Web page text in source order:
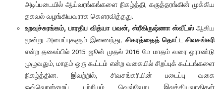
அடிப்படையில் ஆய்வரங்கங்களை நிகழ்த்தி, கருத்தரங்கின் முக்கிய
தகவல் வழங்கியவராக கௌரவித்தது.
உறவுச்சுரங்கம், பாரதீய வித்யா பவன், ஸ்ரீகிருஷ்ணா ஸ்வீட்ஸ் ஆகிய
மூன்று அமைப்புகளும் இணைந்து, சிகரத்தைத் தொட்ட சிவசங்கரி
என்ற தலைப்பில் 2015 ஜூன் முதல் 2016 மே மாதம் வரை ஓராண்டு
முழுவதும், மாதம் ஒரு கூட்டம் என்ற வகையில் சிறப்புக் கூட்டங்களை
நிகழ்த்தின. இவற்றில், சிவசங்கரியின் படைப்பு வகை
ஒவ்வொன்றைப் பற்றியும் வெவ்வேறு இலக்கியவாதிகள்